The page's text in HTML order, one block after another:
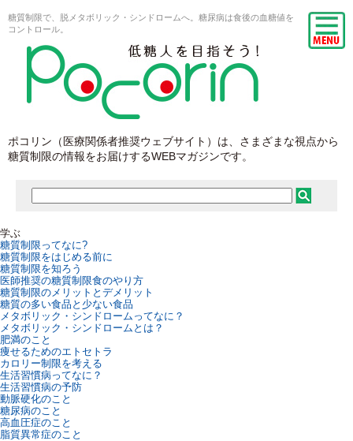
糖質制限で、脱メタボリック・シンドロームへ。糖尿病は食後の血糖値を
コントロール。
ポコリン（医療関係者推奨ウェブサイト）は、さまざまな視点から
糖質制限の情報をお届けするWEBマガジンです。
学ぶ
糖質制限ってなに?
糖質制限をはじめる前に
糖質制限を知ろう
医師推奨の糖質制限食のやり方
糖質制限のメリットとデメリット
糖質の多い食品と少ない食品
メタボリック・シンドロームってなに？
メタボリック・シンドロームとは？
肥満のこと
痩せるためのエトセトラ
カロリー制限を考える
生活習慣病ってなに？
生活習慣病の予防
動脈硬化のこと
糖尿病のこと
高血圧症のこと
脂質異常症のこと